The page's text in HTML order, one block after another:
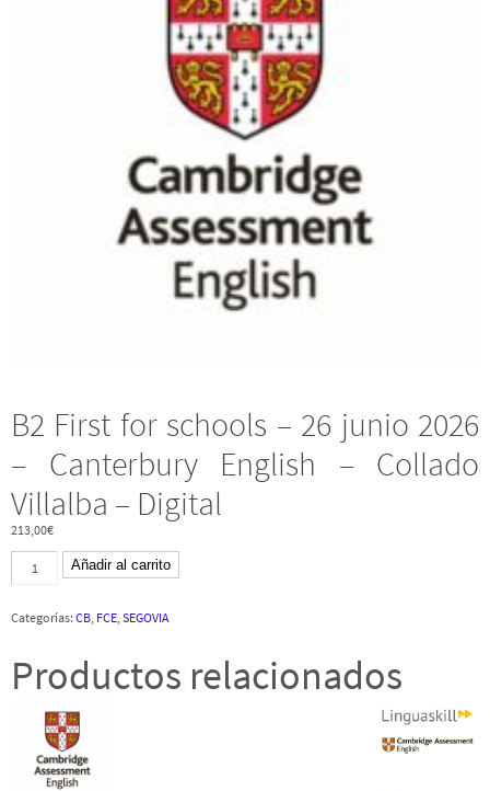
B2 First for schools – 26 junio 2026
– Canterbury English – Collado
Villalba – Digital
213,00€
B2
First
for
-
2026
Canterbury
English
Collado
Villalba
Añadir al carrito
Categorías: CB, FCE,SEGOVIA
Productos relacionados